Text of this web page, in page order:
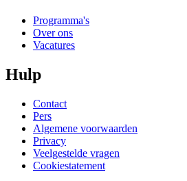
Programma's
Over ons
Vacatures
Hulp
Contact
Pers
Algemene voorwaarden
Privacy
Veelgestelde vragen
Cookiestatement